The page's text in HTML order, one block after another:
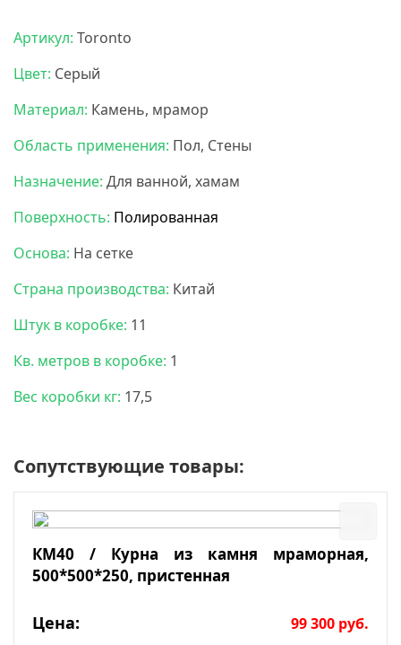
Артикул: Toronto
Цвет: Серый
Материал: Камень, мрамор
Область применения: Пол, Стены
Назначение: Для ванной, хамам
Поверхность: Полированная
Основа: На сетке
Страна производства: Китай
Штук в коробке: 11
Кв. метров в коробке: 1
Вес коробки кг: 17,5
Сопутствующие товары:
КМ40 / Курна из камня мраморная,
500*500*250, пристенная
Цена: 99 300 руб.